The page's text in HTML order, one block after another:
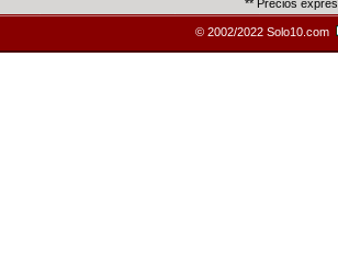
** Precios
© 2002/2022 Solo10.com